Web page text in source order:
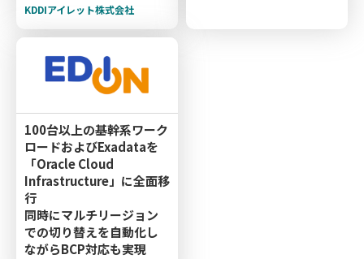
KDDIアイレット株式会社
100台以上の基幹系ワーク
ロードおよびExadataを
「Oracle Cloud
Infrastructure」に全面移
行
同時にマルチリージョン
での切り替えを自動化し
ながらBCP対応も実現